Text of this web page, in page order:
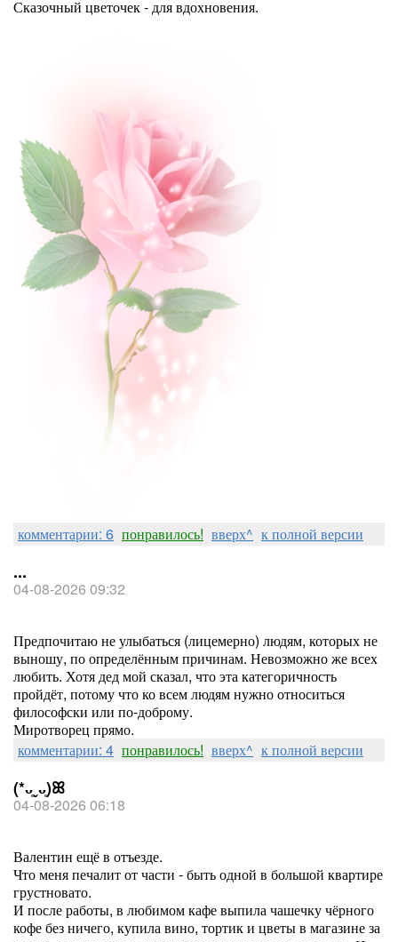
Сказочный цветочек - для вдохновения.
комментарии: 6 понравилось! вверх^ к полной версии
...
04-08-2026 09:32
Предпочитаю не улыбаться (лицемерно) людям, которых не
выношу, по определённым причинам. Невозможно же всех
любить. Хотя дед мой сказал, что эта категоричность
пройдёт, потому что ко всем людям нужно относиться
философски или по-доброму.
Миротворец прямо.
комментарии: 4 понравилось! вверх^ к полной версии
(*ᴗ͈ˬᴗ͈)ꕤ
04-08-2026 06:18
Валентин ещё в отъезде.
Что меня печалит от части - быть одной в большой квартире
грустновато.
И после работы, в любимом кафе выпила чашечку чёрного
кофе без ничего, купила вино, тортик и цветы в магазине за